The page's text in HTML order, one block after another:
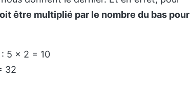
être multiplié par le nombre du bas pour
5 x 2 = 10
32